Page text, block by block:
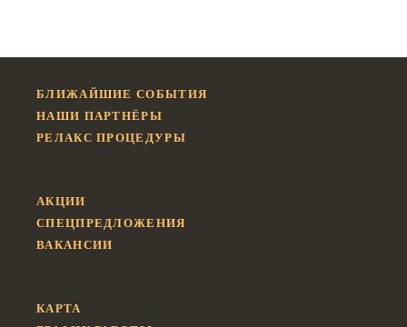
БЛИЖАЙШИЕ СОБЫТИЯ
НАШИ ПАРТНЁРЫ
РЕЛАКС ПРОЦЕДУРЫ
АКЦИИ
СПЕЦПРЕДЛОЖЕНИЯ
ВАКАНСИИ
КАРТА